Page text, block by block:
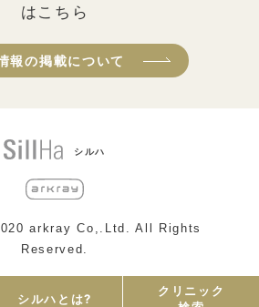
はこちら
報の掲載について
シルハ
arkray Co,.Ltd. All Rights
Reserved.
シルハとは?
クリニック